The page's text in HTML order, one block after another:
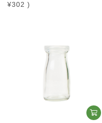
¥302 )